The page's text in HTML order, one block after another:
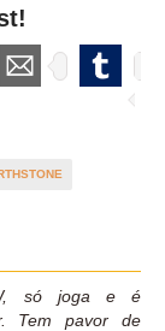
só joga e é
Tem pavor de